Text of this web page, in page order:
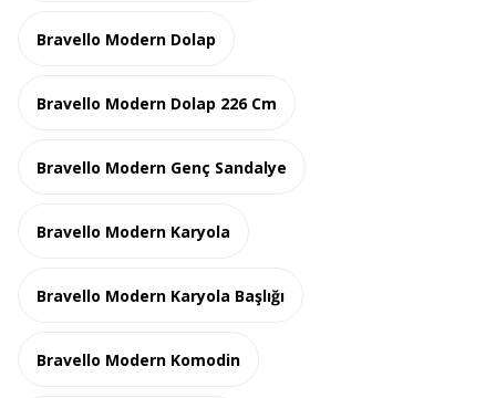
Bravello Modern Dolap
Bravello Modern Dolap 226 Cm
Bravello Modern Genç Sandalye
Bravello Modern Karyola
Bravello Modern Karyola Başlığı
Bravello Modern Komodin